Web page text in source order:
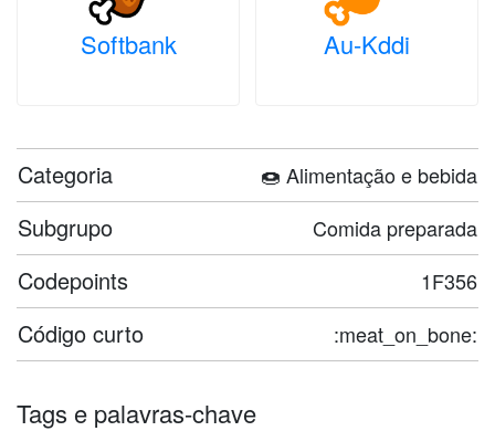
Softbank Au-Kddi
Categoria 🍩 Alimentação e bebida
Subgrupo Comida preparada
Codepoints 1F356
Código curto :meat_on_bone:
Tags e palavras-chave